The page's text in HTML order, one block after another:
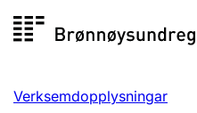
Registersøk
Aksjeselskap
Verksemdopplysningar